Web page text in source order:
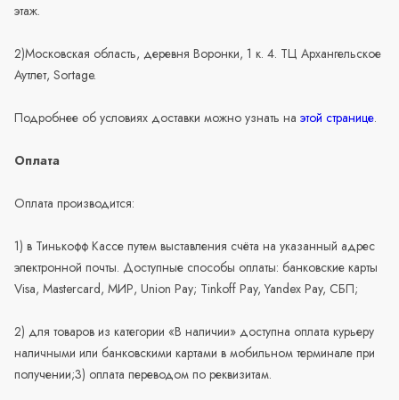
этаж.
2)Московская область, деревня Воронки, 1 к. 4. ТЦ Архангельское
Аутлет, Sortage.
Подробнее об условиях доставки можно узнать на этой странице.
Оплата
Оплата производится:
1) в Тинькофф Кассе путем выставления счёта на указанный адрес
электронной почты. Доступные способы оплаты: банковские карты
Visa, Mastercard, МИР, Union Pay; Tinkoff Pay, Yandex Pay, СБП;
2) для товаров из категории «В наличии» доступна оплата курьеру
наличными или банковскими картами в мобильном терминале при
получении;3) оплата переводом по реквизитам.